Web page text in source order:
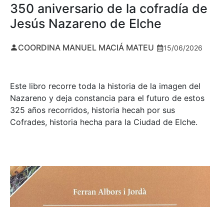
350 aniversario de la cofradía de
Jesús Nazareno de Elche
COORDINA MANUEL MACIÁ MATEU 15/06/2026
Este libro recorre toda la historia de la imagen del
Nazareno y deja constancia para el futuro de estos
325 años recorridos, historia hecah por sus
Cofrades, historia hecha para la Ciudad de Elche.